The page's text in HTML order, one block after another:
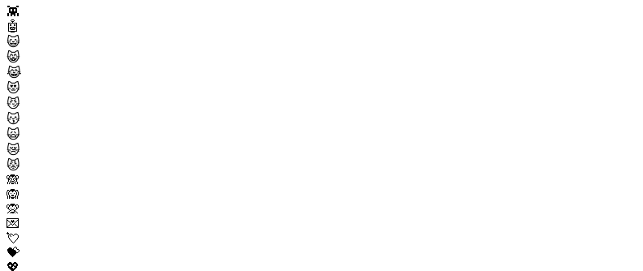
👾
🤖
😺
😸
😹
😻
😼
😽
🙀
😿
😾
🙈
🙉
🙊
💌
💘
💝
💖